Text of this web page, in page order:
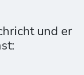
und er